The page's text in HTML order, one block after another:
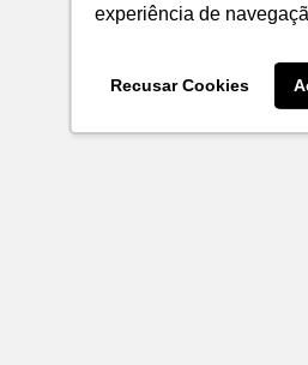
experiência de
Recusar Cookies